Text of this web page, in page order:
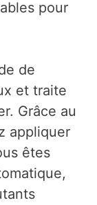
pour
de
et traite
Grâce au
appliquer
êtes